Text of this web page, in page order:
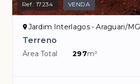
Ref.:17234 VENDA
Jardim Interlagos - Araguari/MG
Terreno
Área Total 297m²